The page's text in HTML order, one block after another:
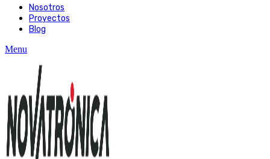
Nosotros
Proyectos
Blog
Menu